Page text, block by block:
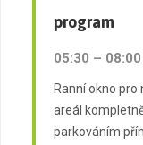
program
05:30 – 08:00
Ranní okno pro
areál
parkováním